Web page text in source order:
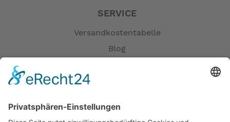
SERVICE
Versandkostentabelle
Blog
Öffnungszeiten